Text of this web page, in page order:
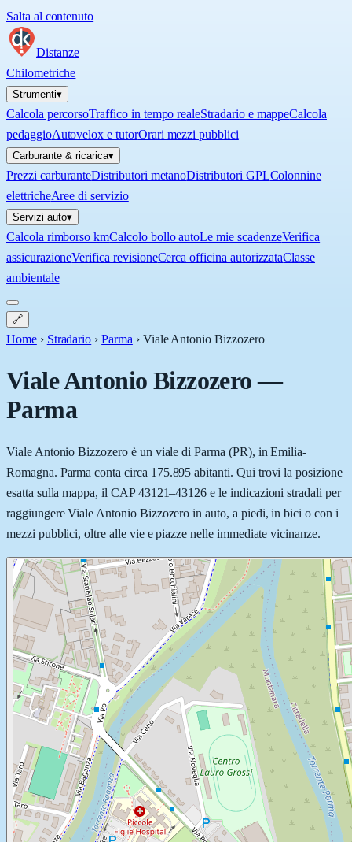
Salta al contenuto
Distanze
Chilometriche
Strumenti▾
Calcola percorsoTraffico in tempo realeStradario e mappeCalcola
pedaggioAutovelox e tutorOrari mezzi pubblici
Carburante & ricarica▾
Prezzi carburanteDistributori metanoDistributori GPLColonnine
elettricheAree di servizio
Servizi auto▾
Calcola rimborso kmCalcolo bollo autoLe mie scadenzeVerifica
assicurazioneVerifica revisioneCerca officina autorizzataClasse
ambientale
🔗
Home › Stradario › Parma › Viale Antonio Bizzozero
Viale Antonio Bizzozero—
Parma
Viale Antonio Bizzozero è un viale di Parma (PR), in Emilia-
Romagna. Parma conta circa 175.895 abitanti. Qui trovi la posizione
esatta sulla mappa, il CAP 43121–43126 e le indicazioni stradali per
raggiungere Viale Antonio Bizzozero in auto, a piedi, in bici o con i
mezzi pubblici, oltre alle vie e piazze nelle immediate vicinanze.